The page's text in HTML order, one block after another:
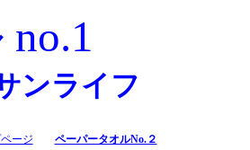
ンライフ
ージ ペーパータオルNo.２